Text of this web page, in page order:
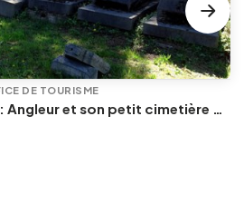
DE TOURISME
En quête de mémoire : Angleur et son petit cimetière de la Diguette, promenade certes mortelle, mais bien vivante